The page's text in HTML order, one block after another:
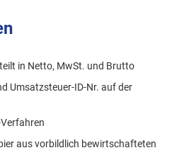
in Netto, MwSt. und Brutto
Umsatzsteuer-ID-Nr. auf der
aus vorbildlich bewirtschafteten